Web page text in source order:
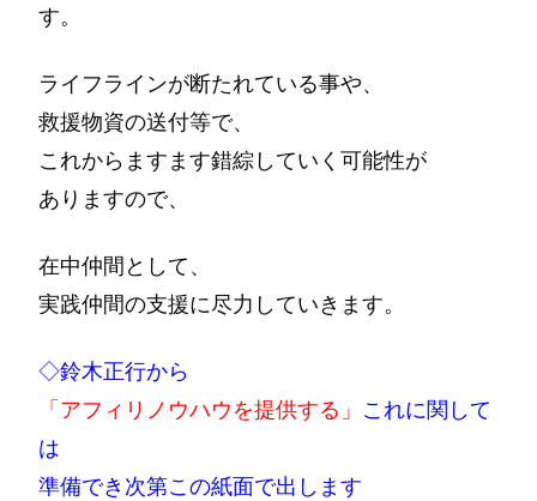
す。
ライフラインが断たれている事や、
救援物資の送付等で、
これからますます錯綜していく可能性が
ありますので、
在中仲間として、
実践仲間の支援に尽力していきます。
◇鈴木正行から
「アフィリノウハウを提供する」 これに関して
は
準備でき次第この紙面で出します